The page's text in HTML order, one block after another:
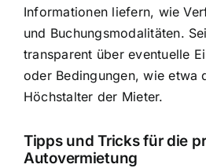
Informationen liefern, wie
und Buchungsmodalitäten.
transparent über eventuelle
oder Bedingungen, wie etwa
Höchstalter der Mieter.
Tipps und Tricks für die
Autovermietung